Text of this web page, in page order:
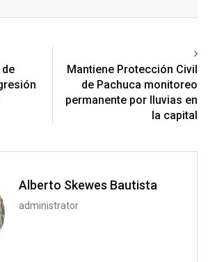
Mantiene Protección Civil
de Pachuca monitoreo
permanente por lluvias en
la capital
Alberto Skewes Bautista
administrator